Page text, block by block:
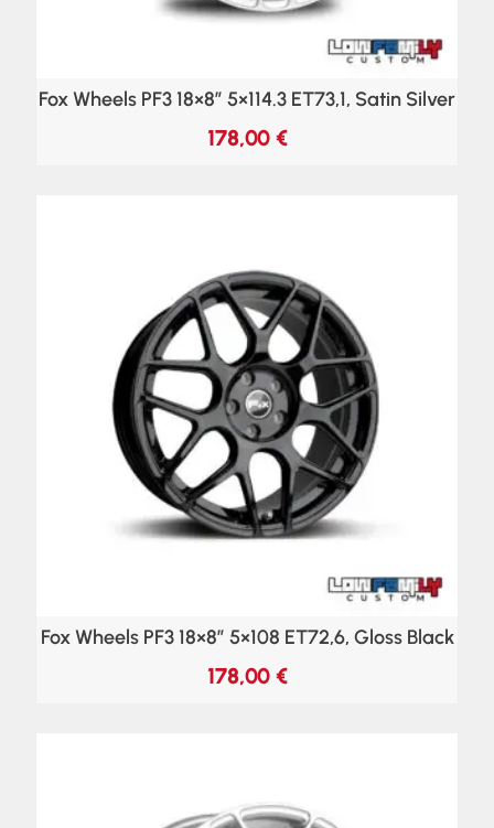
Fox Wheels PF3 18×8″ 5×114.3 ET73,1, Satin Silver
178,00 €
Fox Wheels PF3 18×8″ 5×108 ET72,6, Gloss Black
178,00 €